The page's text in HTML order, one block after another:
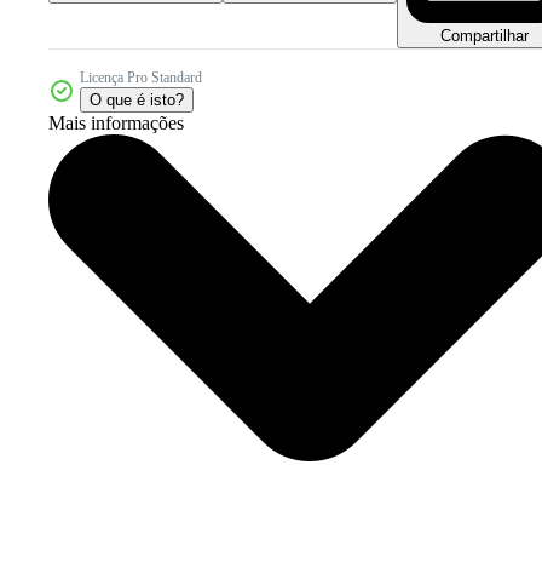
Compartilhar
Licença Pro Standard
O que é isto?
Mais informações